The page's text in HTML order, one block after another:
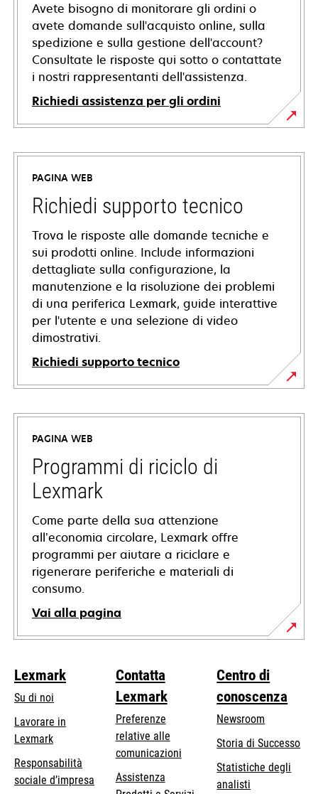
Avete bisogno di monitorare gli ordini o
avete domande sull'acquisto online, sulla
spedizione e sulla gestione dell'account?
Consultate le risposte qui sotto o contattate
i nostri rappresentanti dell'assistenza.
Richiedi assistenza per gli ordini
PAGINA WEB
Richiedi supporto tecnico
Trova le risposte alle domande tecniche e
sui prodotti online. Include informazioni
dettagliate sulla configurazione, la
manutenzione e la risoluzione dei problemi
di una periferica Lexmark, guide interattive
per l'utente e una selezione di video
dimostrativi.
Richiedi supporto tecnico
si
apre
una
nuova
scheda
PAGINA WEB
Programmi di riciclo di
Lexmark
Come parte della sua attenzione
all’economia circolare, Lexmark offre
programmi per aiutare a riciclare e
rigenerare periferiche e materiali di
consumo.
Vai alla pagina
Lexmark
Su di noi
Lavorare in
Lexmark
Responsabilità
sociale d’impresa
Contatta
Lexmark
Preferenze
relative alle
comunicazioni
Assistenza
Centro di
conoscenza
Newsroom
Storia di Successo
Statistiche degli
analisti